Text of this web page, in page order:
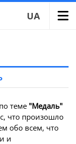
UA
по теме "Медаль"
что произошло
обо всем, что
и